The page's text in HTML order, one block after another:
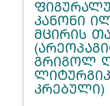
ᲙᲐᲜᲝᲜᲘ
ᲛᲪᲘᲠᲘᲡ
ᲒᲠᲘᲒᲝᲚ
ᲙᲠᲔᲑᲣᲚᲘ)